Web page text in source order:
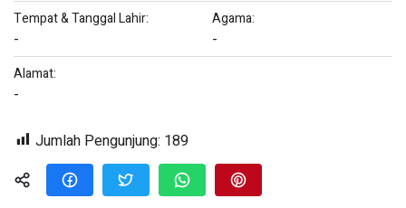
Tempat & Tanggal Lahir:
-
Agama:
-
Alamat:
-
Jumlah Pengunjung: 189